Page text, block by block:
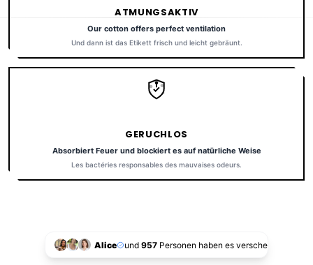
ATMUNGSAKTIV
Our cotton offers perfect ventilation
Und dann ist das Etikett frisch und leicht gebräunt.
GERUCHLOS
Absorbiert Feuer und blockiert es auf natürliche Weise
Les bactéries responsables des mauvaises odeurs.
Alice und 957 Personen haben es verschenkt!